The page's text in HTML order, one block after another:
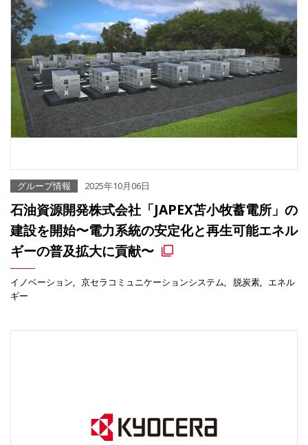
グループ情報 2025年10月06日
石油資源開発株式会社「JAPEX苫小牧蓄電所」の
建設を開始〜電力系統の安定化と再生可能エネル
ギーの普及拡大に貢献〜
イノベーション 京セラコミュニケーションシステム 脱炭素
エネル
ギー